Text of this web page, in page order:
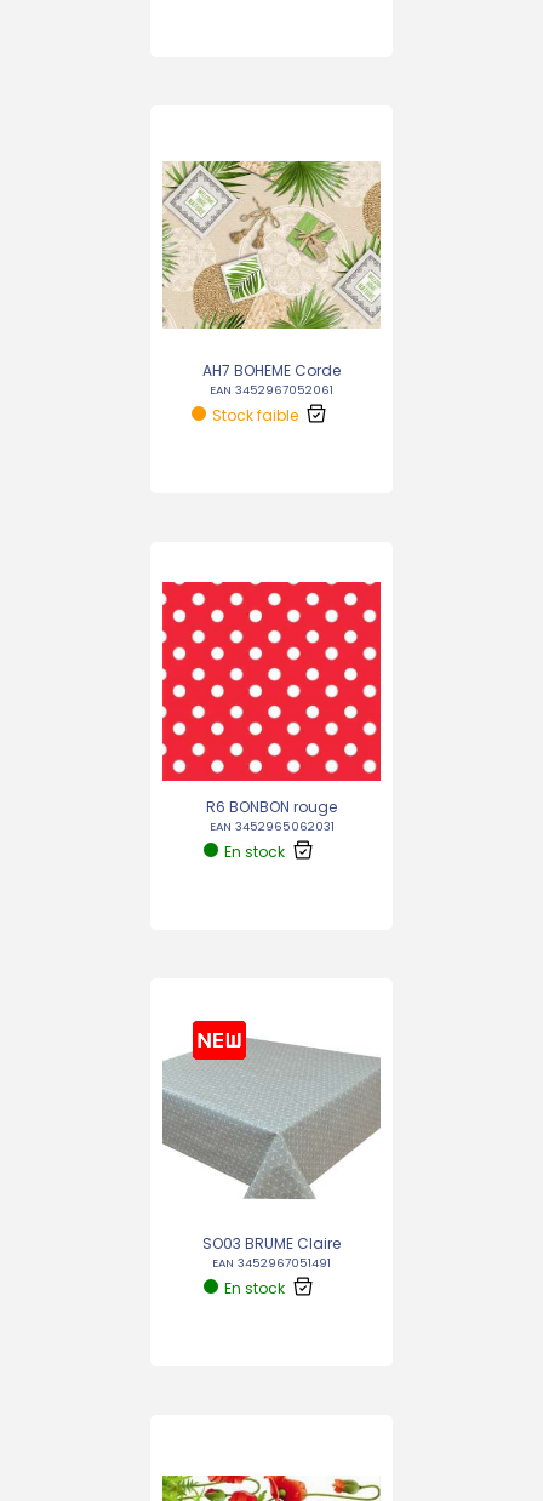
AH7 BOHEME Corde
EAN 3452967052061
Stock faible
R6 BONBON rouge
EAN 3452965062031
En stock
SO03 BRUME Claire
EAN 3452967051491
En stock